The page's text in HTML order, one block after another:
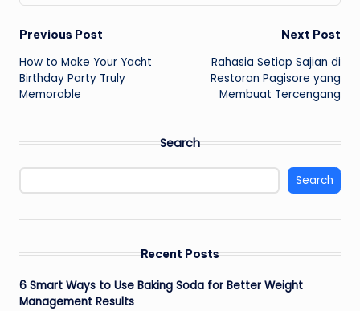
Post
navigation
Previous Post
How to Make Your Yacht
Birthday Party Truly
Memorable
Next Post
Rahasia Setiap Sajian di
Restoran Pagisore yang
Membuat Tercengang
Search
Search
Recent Posts
6 Smart Ways to Use Baking Soda for Better Weight
Management Results